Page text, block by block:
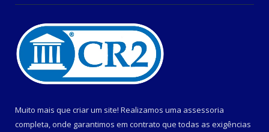
Muito mais que criar um site! Realizamos uma assessoria
completa, onde garantimos em contrato que todas as exigências